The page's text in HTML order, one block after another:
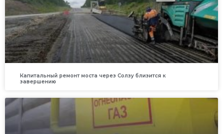
Капитальный ремонт моста через Солзу близится к
завершению